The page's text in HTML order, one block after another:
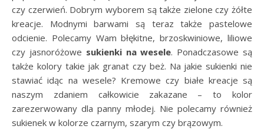
czy czerwień. Dobrym wyborem są także zielone czy żółte
kreacje. Modnymi barwami są teraz także pastelowe
odcienie. Polecamy Wam błękitne, brzoskwiniowe, liliowe
czy jasnoróżowe sukienki na wesele. Ponadczasowe są
także kolory takie jak granat czy beż. Na jakie sukienki nie
stawiać idąc na wesele? Kremowe czy białe kreacje są
naszym zdaniem całkowicie zakazane – to kolor
zarezerwowany dla panny młodej. Nie polecamy również
sukienek w kolorze czarnym, szarym czy brązowym.